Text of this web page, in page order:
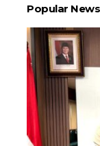
Popular News